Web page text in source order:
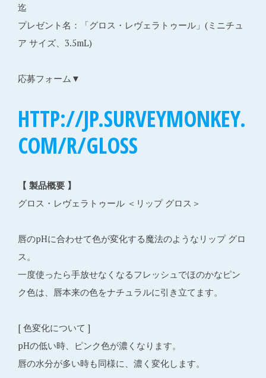
迄
プレゼント名：「グロス・レヴェラトゥール」(ミニチュ
ア サイズ、3.5mL)
応募フォーム▼
HTTP://JP.SURVEYMONKEY.
COM/R/GLOSS
【 製品概要 】
グロス・レヴェラトゥール ＜リップ グロス＞
唇のpHに合わせて色が変化する魔法のようなリップ グロ
ス。
一度使ったら手放せなくなるフレッシュでほのかなピン
ク色は、唇本来の色をナチュラルに引き立てます。
[ 色変化について ]
pHの低い時、ピンク色が濃くなります。
唇の水分が多い時も同様に、濃く変化します。